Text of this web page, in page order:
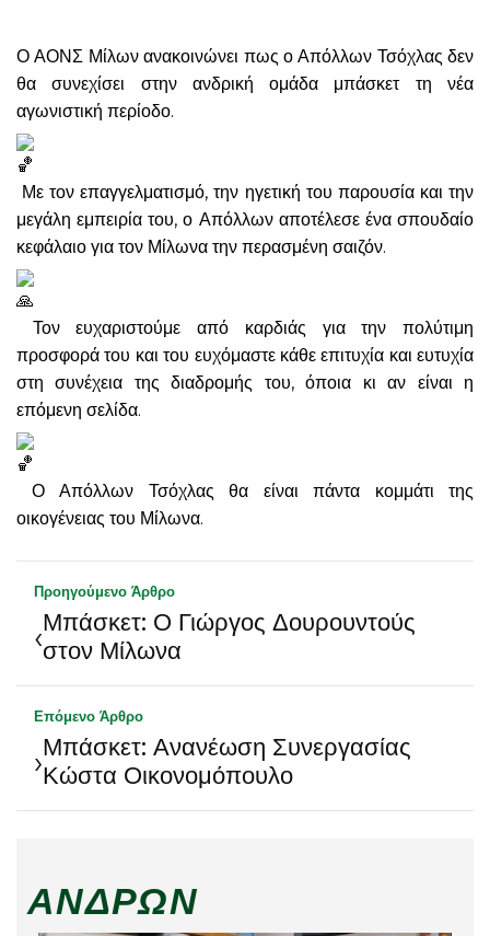
Ο ΑΟΝΣ Μίλων ανακοινώνει πως ο Απόλλων Τσόχλας δεν
θα συνεχίσει στην ανδρική ομάδα μπάσκετ τη νέα
αγωνιστική περίοδο.
Με τον επαγγελματισμό, την ηγετική του παρουσία και την
μεγάλη εμπειρία του, ο Απόλλων αποτέλεσε ένα σπουδαίο
κεφάλαιο για τον Μίλωνα την περασμένη σαιζόν.
Τον ευχαριστούμε από καρδιάς για την πολύτιμη
προσφορά του και του ευχόμαστε κάθε επιτυχία και ευτυχία
στη συνέχεια της διαδρομής του, όποια κι αν είναι η
επόμενη σελίδα.
Ο Απόλλων Τσόχλας θα είναι πάντα κομμάτι της
οικογένειας του Μίλωνα.
Προηγούμενο Άρθρο
‹Μπάσκετ: Ο Γιώργος Δουρουντούς
στον Μίλωνα
Επόμενο Άρθρο
›Μπάσκετ: Ανανέωση Συνεργασίας
Κώστα Οικονομόπουλο
ΑΝΔΡΏΝ